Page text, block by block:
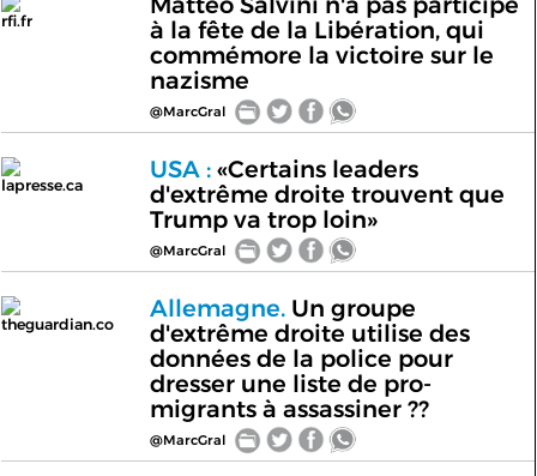
rfi.fr
à la fête de la Libération, qui
commémore la victoire sur le
nazisme
@MarcGral
lapresse.ca
USA :«Certains leaders
d'extrême droite trouvent que
Trump va trop loin»
@MarcGral
theguardian.co
Allemagne.Un groupe
d'extrême droite utilise des
données de la police pour
dresser une liste de pro-
migrants à assassiner ??
@MarcGral